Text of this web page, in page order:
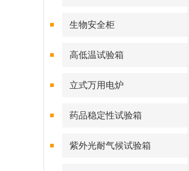
生物安全柜
高低温试验箱
立式万用电炉
药品稳定性试验箱
紫外光耐气候试验箱